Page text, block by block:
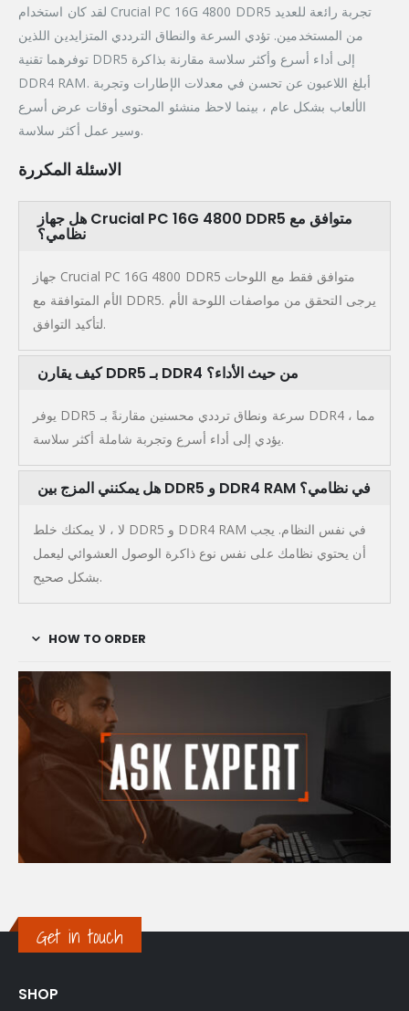
لقد كان استخدام Crucial PC 16G 4800 DDR5 تجربة رائعة للعديد
من المستخدمين. تؤدي السرعة والنطاق الترددي المتزايدين اللذين
توفرهما تقنية DDR5 إلى أداء أسرع وأكثر سلاسة مقارنة بذاكرة
DDR4 RAM. أبلغ اللاعبون عن تحسن في معدلات الإطارات وتجربة
الألعاب بشكل عام ، بينما لاحظ منشئو المحتوى أوقات عرض أسرع
وسير عمل أكثر سلاسة.
الاسئلة المكررة
هل جهاز Crucial PC 16G 4800 DDR5 متوافق مع
نظامي؟
جهاز Crucial PC 16G 4800 DDR5 متوافق فقط مع اللوحات
الأم المتوافقة مع DDR5. يرجى التحقق من مواصفات اللوحة الأم
لتأكيد التوافق.
كيف يقارن DDR5 بـ DDR4 من حيث الأداء؟
يوفر DDR5 سرعة ونطاق ترددي محسنين مقارنةً بـ DDR4 ، مما
يؤدي إلى أداء أسرع وتجربة شاملة أكثر سلاسة.
هل يمكنني المزج بين DDR5 و DDR4 RAM في نظامي؟
لا ، لا يمكنك خلط DDR5 و DDR4 RAM في نفس النظام. يجب
أن يحتوي نظامك على نفس نوع ذاكرة الوصول العشوائي ليعمل
بشكل صحيح.
HOW TO ORDER
Get in touch
SHOP